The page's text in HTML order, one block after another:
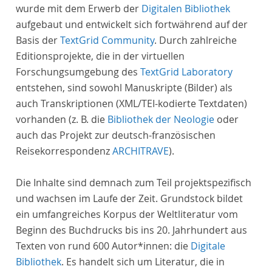
wurde mit dem Erwerb der Digitalen Bibliothek
aufgebaut und entwickelt sich fortwährend auf der
Basis derTextGrid Community. Durch zahlreiche
Editionsprojekte, die in der virtuellen
Forschungsumgebung des TextGrid Laboratory
entstehen, sind sowohl Manuskripte (Bilder) als
auch Transkriptionen (XML/TEI-kodierte Textdaten)
vorhanden (z. B. die Bibliothek der Neologie oder
auch das Projekt zur deutsch-französischen
ReisekorrespondenzARCHITRAVE).
Die Inhalte sind demnach zum Teil projektspezifisch
und wachsen im Laufe der Zeit. Grundstock bildet
ein umfangreiches Korpus der Weltliteratur vom
Beginn des Buchdrucks bis ins 20. Jahrhundert aus
Texten von rund 600 Autor*innen: die Digitale
Bibliothek. Es handelt sich um Literatur, die in